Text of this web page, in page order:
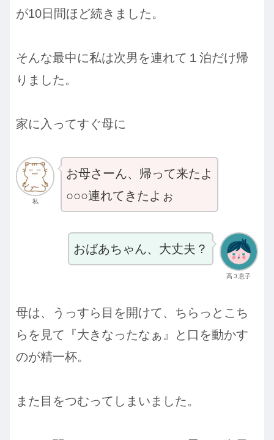
が10日間ほど続きました。
そんな最中に私は次男を連れて１泊だけ帰
りました。
家に入ってすぐ母に
私
お母さーん、帰って来たよ
○○○連れてきたよぉ
高３息子
おばあちゃん、大丈夫？
母は、うっすら目を開けて、ちらっとこち
らを見て『大きなったなぁ』と口を動かす
のが精一杯。
また目をつむってしまいました。